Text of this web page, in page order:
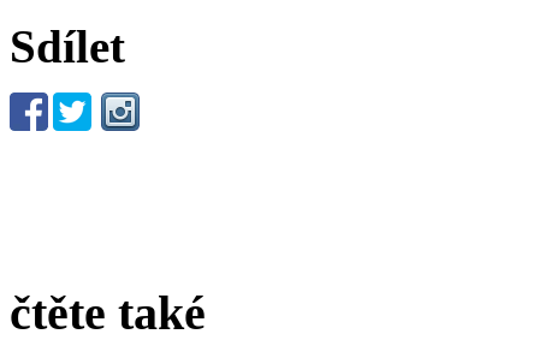
Sdílet
čtěte také